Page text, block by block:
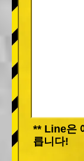
** Line은
릅니다!